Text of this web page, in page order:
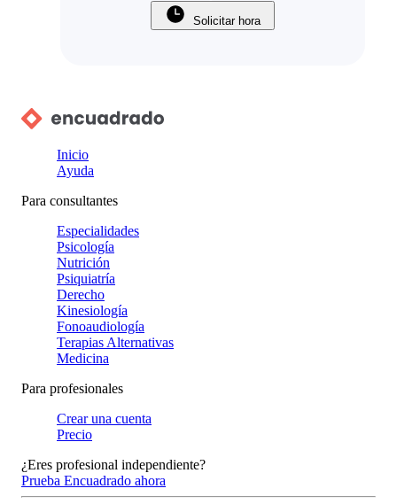
Solicitar hora
Inicio
Ayuda
Para consultantes
Especialidades
Psicología
Nutrición
Psiquiatría
Derecho
Kinesiología
Fonoaudiología
Terapias Alternativas
Medicina
Para profesionales
Crear una cuenta
Precio
¿Eres profesional independiente?
Prueba Encuadrado ahora